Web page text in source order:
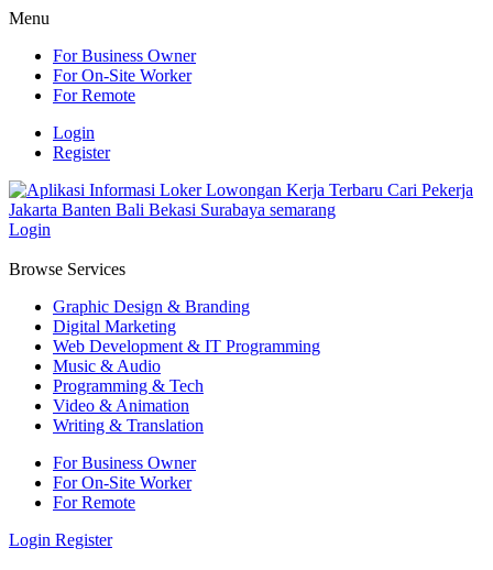
Menu
For Business Owner
For On-Site Worker
For Remote
Login
Register
Login
Browse Services
Graphic Design & Branding
Digital Marketing
Web Development & IT Programming
Music & Audio
Programming & Tech
Video & Animation
Writing & Translation
For Business Owner
For On-Site Worker
For Remote
Login Register